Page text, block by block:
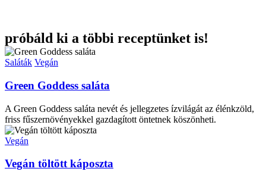
próbáld ki a többi receptünket is!
Saláták Vegán
Green Goddess saláta
A Green Goddess saláta nevét és jellegzetes ízvilágát az élénkzöld,
friss fűszernövényekkel gazdagított öntetnek köszönheti.
Vegán
Vegán töltött káposzta